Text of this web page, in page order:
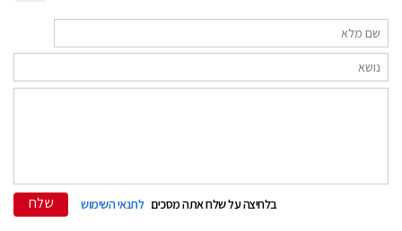
בלחיצה על שלח אתה מסכים לתנאי השימוש שלח